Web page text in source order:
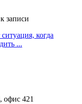
записи
когда
...
офис 421